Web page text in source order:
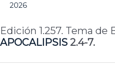
2026
Edición 1.257. Tema de
APOCALIPSIS 2.4-7.